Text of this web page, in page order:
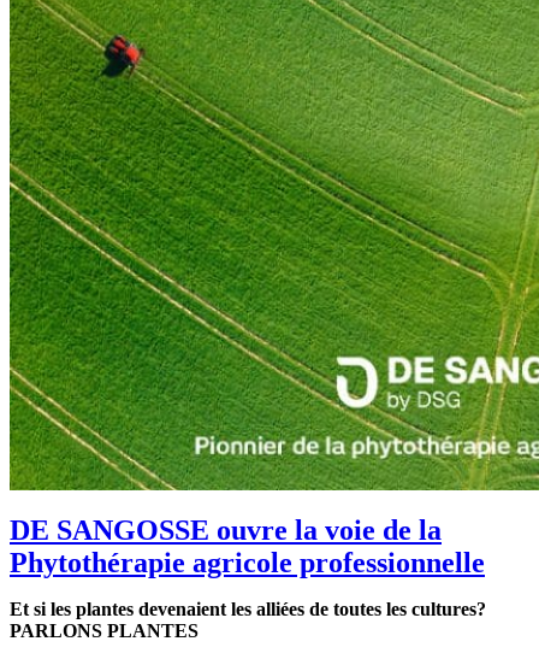
DE SANGOSSE ouvre la voie de la
Phytothérapie agricole professionnelle
Et si les plantes devenaient les alliées de toutes les cultures?
PARLONS PLANTES